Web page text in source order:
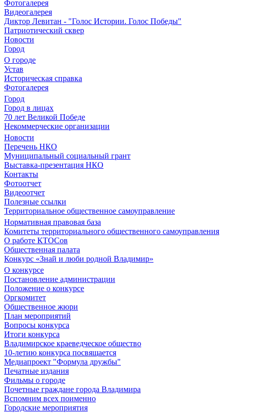
Фотогалерея
Видеогалерея
Диктор Левитан - "Голос Истории. Голос Победы"
Патриотический сквер
Новости
Город
О городе
Устав
Историческая справка
Фотогалерея
Город
Город в лицах
70 лет Великой Победе
Некоммерческие организации
Новости
Перечень НКО
Муниципальный социальный грант
Выставка-презентация НКО
Контакты
Фотоотчет
Видеоотчет
Полезные ссылки
Территориальное общественное самоуправление
Нормативная правовая база
Комитеты территориального общественного самоуправления
О работе КТОСов
Общественная палата
Конкурс «Знай и люби родной Владимир»
О конкурсе
Постановление администрации
Положение о конкурсе
Оргкомитет
Общественное жюри
План мероприятий
Вопросы конкурса
Итоги конкурса
Владимирское краеведческое общество
10-летию конкурса посвящается
Медиапроект "Формула дружбы"
Печатные издания
Фильмы о городе
Почетные граждане города Владимира
Вспомним всех поименно
Городские мероприятия